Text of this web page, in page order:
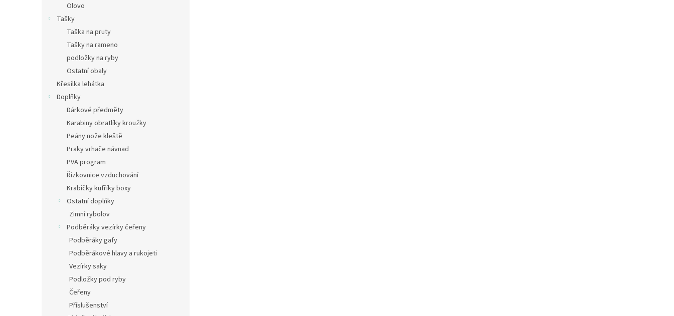
Olovo
Tašky
Taška na pruty
Tašky na rameno
podložky na ryby
Ostatní obaly
Křesílka lehátka
Doplňky
Dárkové předměty
Karabiny obratlíky kroužky
Peány nože kleště
Praky vrhače návnad
PVA program
Řízkovnice vzduchování
Krabičky kufříky boxy
Ostatní doplňky
Zimní rybolov
Podběráky vezírky čeřeny
Podběráky gafy
Podběrákové hlavy a rukojeti
Vezírky saky
Podložky pod ryby
Čeřeny
Příslušenství